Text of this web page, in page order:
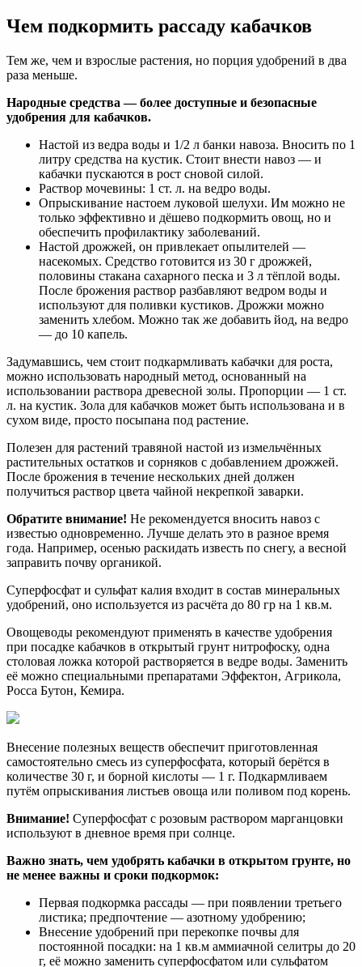
Чем подкормить рассаду кабачков
Тем же, чем и взрослые растения, но порция удобрений в два
раза меньше.
Народные средства — более доступные и безопасные
удобрения для кабачков.
Настой из ведра воды и 1/2 л банки навоза. Вносить по 1
литру средства на кустик. Стоит внести навоз — и
кабачки пускаются в рост сновой силой.
Раствор мочевины: 1 ст. л. на ведро воды.
Опрыскивание настоем луковой шелухи. Им можно не
только эффективно и дёшево подкормить овощ, но и
обеспечить профилактику заболеваний.
Настой дрожжей, он привлекает опылителей —
насекомых. Средство готовится из 30 г дрожжей,
половины стакана сахарного песка и 3 л тёплой воды.
После брожения раствор разбавляют ведром воды и
используют для поливки кустиков. Дрожжи можно
заменить хлебом. Можно так же добавить йод, на ведро
— до 10 капель.
Задумавшись, чем стоит подкармливать кабачки для роста,
можно использовать народный метод, основанный на
использовании раствора древесной золы. Пропорции — 1 ст.
л. на кустик. Зола для кабачков может быть использована и в
сухом виде, просто посыпана под растение.
Полезен для растений травяной настой из измельчённых
растительных остатков и сорняков с добавлением дрожжей.
После брожения в течение нескольких дней должен
получиться раствор цвета чайной некрепкой заварки.
Обратите внимание! Не рекомендуется вносить навоз с
известью одновременно. Лучше делать это в разное время
года. Например, осенью раскидать известь по снегу, а весной
заправить почву органикой.
Суперфосфат и сульфат калия входит в состав минеральных
удобрений, оно используется из расчёта до 80 гр на 1 кв.м.
Овощеводы рекомендуют применять в качестве удобрения
при посадке кабачков в открытый грунт нитрофоску, одна
столовая ложка которой растворяется в ведре воды. Заменить
её можно специальными препаратами Эффектон, Агрикола,
Росса Бутон, Кемира.
Внесение полезных веществ обеспечит приготовленная
самостоятельно смесь из суперфосфата, который берётся в
количестве 30 г, и борной кислоты — 1 г. Подкармливаем
путём опрыскивания листьев овоща или поливом под корень.
Внимание! Суперфосфат с розовым раствором марганцовки
используют в дневное время при солнце.
Важно знать, чем удобрять кабачки в открытом грунте, но
не менее важны и сроки подкормок:
Первая подкормка рассады — при появлении третьего
листика; предпочтение — азотному удобрению;
Внесение удобрений при перекопке почвы для
постоянной посадки: на 1 кв.м аммиачной селитры до 20
г, её можно заменить суперфосфатом или сульфатом